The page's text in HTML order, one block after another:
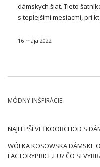
dámskych šiat. Tieto
s teplejšími mesiacmi, pri
hľadajú …
16 mája 2022
MÓDNY INŠPIRÁCIE
NAJLEPŠÍ VEĽKOOBCHOD S
WÓLKA KOSOWSKA DÁMSKE
FACTORYPRICE.EU? ČO SI